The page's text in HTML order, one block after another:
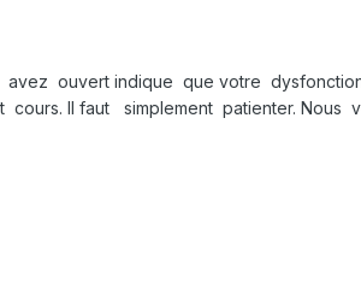
ouvert indique que votre
cours. Il faut simplement patienter.